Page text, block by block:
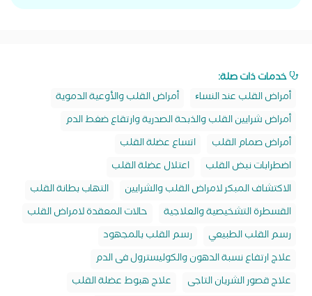
خدمات ذات صلة:
أمراض القلب عند النساﺀ
أمراض القلب والأوعية الدموية
أمراض شرايين القلب والذبحة الصدرية وارتقاع ضغط الدم
أمراض صمام القلب
اتساع عضلة القلب
اضطرابات نبض القلب
اعتلال عضلة القلب
الاكتشاف المبكر لامراض القلب والشرايين
التهاب بطانة القلب
القسطرة التشخيصية والعلاجية
حالات المعقدة لامراض القلب
رسم القلب الطبيعي
رسم القلب بالمجهود
علاج ارتفاع نسبة الدهون والكوليسترول فى الدم
علاج قصور الشريان التاجى
علاج هبوط عضلة القلب